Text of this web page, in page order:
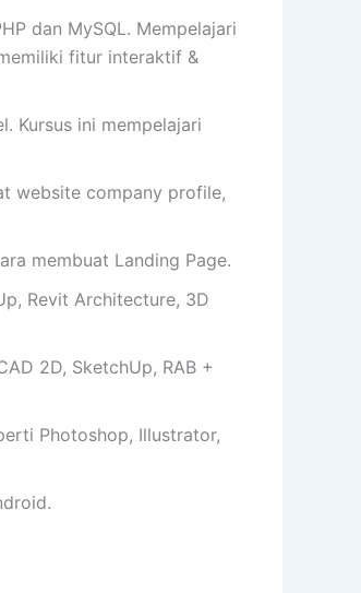
dan MySQL. Mempelajari
fitur interaktif &
Kursus ini mempelajari
website company profile,
membuat Landing Page.
Revit Architecture, 3D
2D, SketchUp, RAB +
Photoshop, Illustrator,